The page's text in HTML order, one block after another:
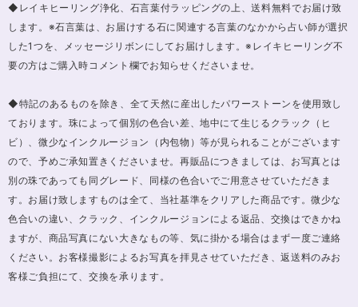
◆レイキヒーリング浄化、石言葉付ラッピングの上、送料無料でお届け致
します。※石言葉は、お届けする石に関連する言葉のなかから占い師が選択
した1つを、メッセージリボンにしてお届けします。※レイキヒーリング不
要の方はご購入時コメント欄でお知らせくださいませ。
◆特記のあるものを除き、全て天然に産出したパワーストーンを使用致し
ております。珠によって個別の色合い差、地中にて生じるクラック（ヒ
ビ）、微少なインクルージョン（内包物）等が見られることがございます
ので、予めご承知置きくださいませ。再販品につきましては、お写真とは
別の珠であっても同グレード、同様の色合いでご用意させていただきま
す。お届け致しますものは全て、当社基準をクリアした商品です。微少な
色合いの違い、クラック、インクルージョンによる返品、交換はできかね
ますが、商品写真にない大きなもの等、気に掛かる場合はまず一度ご連絡
ください。お客様撮影によるお写真を拝見させていただき、返送料のみお
客様ご負担にて、交換を承ります。